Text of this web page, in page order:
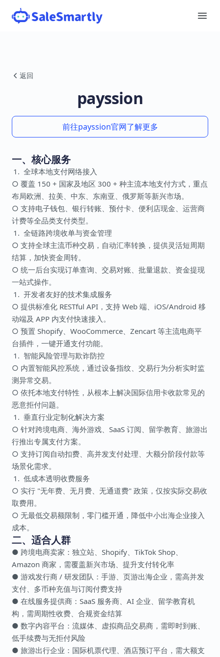
返回
payssion
前往payssion官网了解更多
一、核心服务
全球本地支付网络接入
○ 覆盖 150 + 国家及地区 300 + 种主流本地支付方式，重点
布局欧洲、拉美、中东、东南亚、俄罗斯等新兴市场。
○ 支持电子钱包、银行转账、预付卡、便利店现金、运营商
计费等全品类支付类型。
全链路跨境收单与资金管理
○ 支持全球主流币种交易，自动汇率转换，提供灵活短周期
结算，加快资金周转。
○ 统一后台实现订单查询、交易对账、批量退款、资金提现
一站式操作。
开发者友好的技术集成服务
○ 提供标准化 RESTful API，支持 Web 端、iOS/Android 移
动端及 APP 内支付快速接入。
○ 预置 Shopify、WooCommerce、Zencart 等主流电商平
台插件，一键开通支付功能。
智能风险管理与欺诈防控
○ 内置智能风控系统，通过设备指纹、交易行为分析实时监
测异常交易。
○ 依托本地支付特性，从根本上解决国际信用卡收款常见的
恶意拒付问题。
垂直行业定制化解决方案
○ 针对跨境电商、海外游戏、SaaS 订阅、留学教育、旅游出
行推出专属支付方案。
○ 支持订阅自动扣费、高并发支付处理、大额分阶段付款等
场景化需求。
低成本透明收费服务
○ 实行 "无年费、无月费、无通道费" 政策，仅按实际交易收
取费用。
○ 无最低交易额限制，零门槛开通，降低中小出海企业接入
成本。
二、适合人群
● 跨境电商卖家：独立站、Shopify、TikTok Shop、
Amazon 商家，需覆盖新兴市场、提升支付转化率
● 游戏发行商 / 研发团队：手游、页游出海企业，需高并发
支付、多币种充值与订阅付费支持
● 在线服务提供商：SaaS 服务商、AI 企业、留学教育机
构，需周期性收费、合规资金结算
● 数字内容平台：流媒体、虚拟商品交易商，需即时到账、
低手续费与无拒付风险
● 旅游出行企业：国际机票代理、酒店预订平台，需大额支